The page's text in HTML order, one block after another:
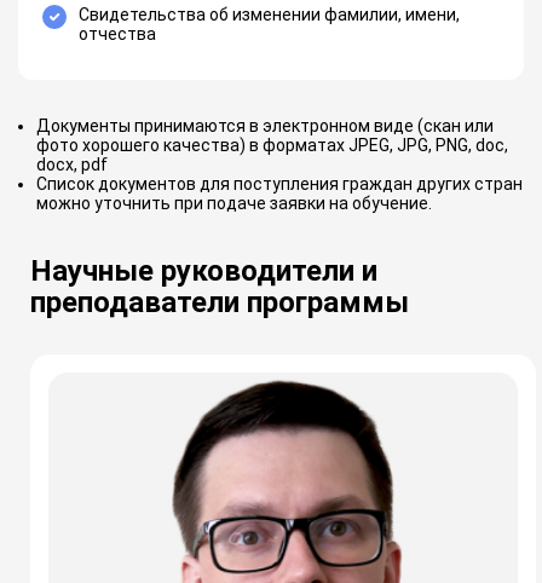
Свидетельства об изменении фамилии, имени,
отчества
Документы принимаются в электронном виде (скан или
фото хорошего качества) в форматах JPEG, JPG, PNG, doc,
docx, pdf
Список документов для поступления граждан других стран
можно уточнить при подаче заявки на обучение.
Научные руководители и
преподаватели программы